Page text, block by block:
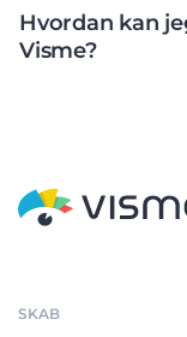
Hvordan kan
Visme?
SKAB